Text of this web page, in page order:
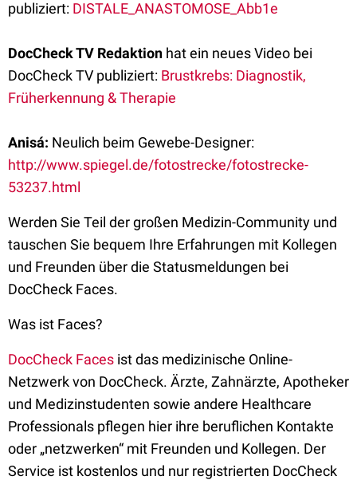
publiziert: DISTALE_ANASTOMOSE_Abb1e
DocCheck TV Redaktion hat ein neues Video bei
DocCheck TV publiziert: Brustkrebs: Diagnostik,
Früherkennung & Therapie
Anisá: Neulich beim Gewebe-Designer:
http://www.spiegel.de/fotostrecke/fotostrecke-
53237.html
Werden Sie Teil der großen Medizin-Community und
tauschen Sie bequem Ihre Erfahrungen mit Kollegen
und Freunden über die Statusmeldungen bei
DocCheck Faces.
Was ist Faces?
DocCheck Faces ist das medizinische Online-
Netzwerk von DocCheck. Ärzte, Zahnärzte, Apotheker
und Medizinstudenten sowie andere Healthcare
Professionals pflegen hier ihre beruflichen Kontakte
oder „netzwerken“ mit Freunden und Kollegen. Der
Service ist kostenlos und nur registrierten DocCheck